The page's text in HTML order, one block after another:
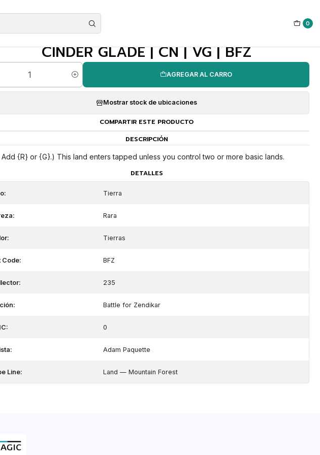
0
CINDER GLADE | CN | VG | BFZ
AGREGAR AL CARRO
Mostrar stock de ubicaciones
COMPARTIR ESTE PRODUCTO
DESCRIPCIÓN
{R} or {G}.) This land enters tapped unless you control two or more basic lands.
DETALLES
Tierra
Rara
Tierras
Code: BFZ
235
Battle for Zendikar
0
Adam Paquette
Line: Land — Mountain Forest